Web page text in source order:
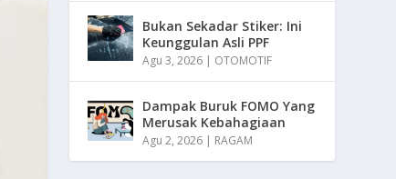
Bukan Sekadar Stiker: Ini
Keunggulan Asli PPF
Agu 3, 2026 | OTOMOTIF
Dampak Buruk FOMO Yang
Merusak Kebahagiaan
Agu 2, 2026 | RAGAM